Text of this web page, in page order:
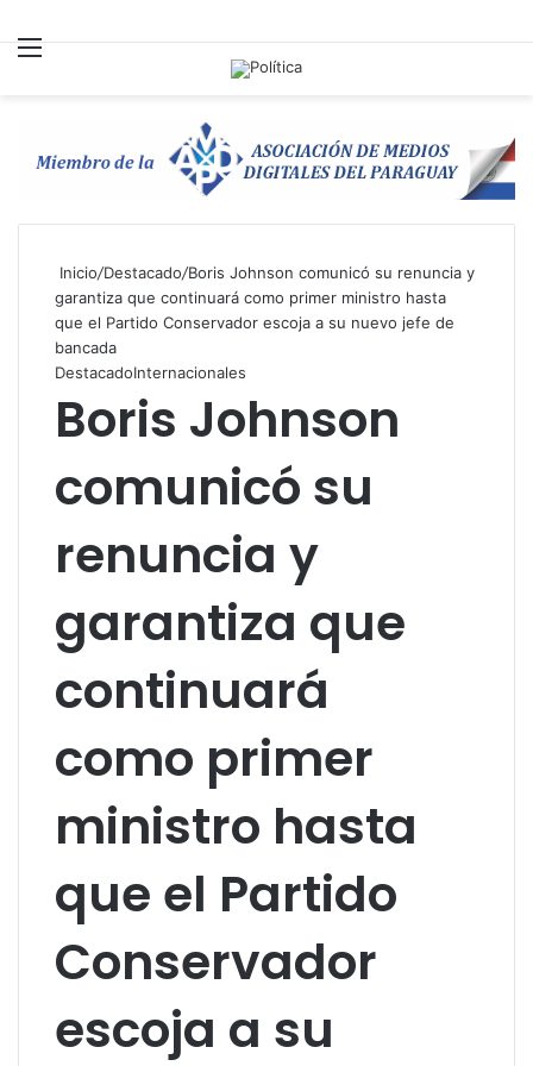
Inicio/Destacado/Boris Johnson comunicó su renuncia y
garantiza que continuará como primer ministro hasta
que el Partido Conservador escoja a su nuevo jefe de
bancada
DestacadoInternacionales
Boris Johnson
comunicó su
renuncia y
garantiza que
continuará
como primer
ministro hasta
que el Partido
Conservador
escoja a su